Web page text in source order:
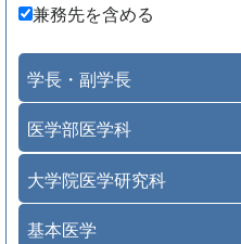
兼務先を含める
学長・副学長
医学部医学科
大学院医学研究科
基本医学